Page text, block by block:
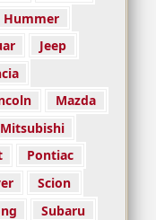
Hummer
Jeep
Mazda
Mitsubishi
Pontiac
Scion
Subaru